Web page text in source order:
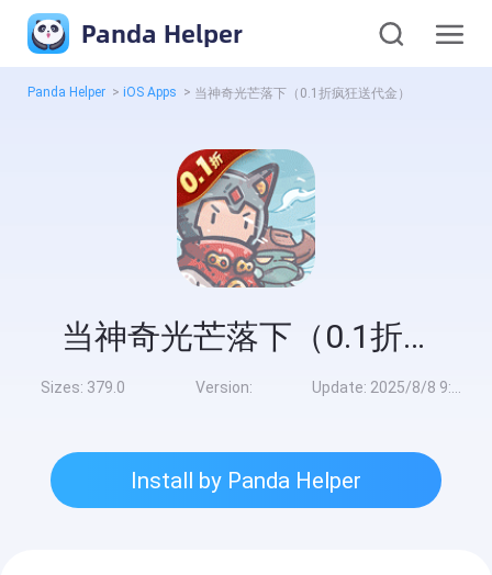
Panda Helper
Panda Helper > iOS Apps > 当神奇光芒落下（0.1折疯狂送代金）
当神奇光芒落下（0.1折疯狂送代金）
Sizes: 379.0 Version: Update: 2025/8/8 9:00:00
Install by Panda Helper